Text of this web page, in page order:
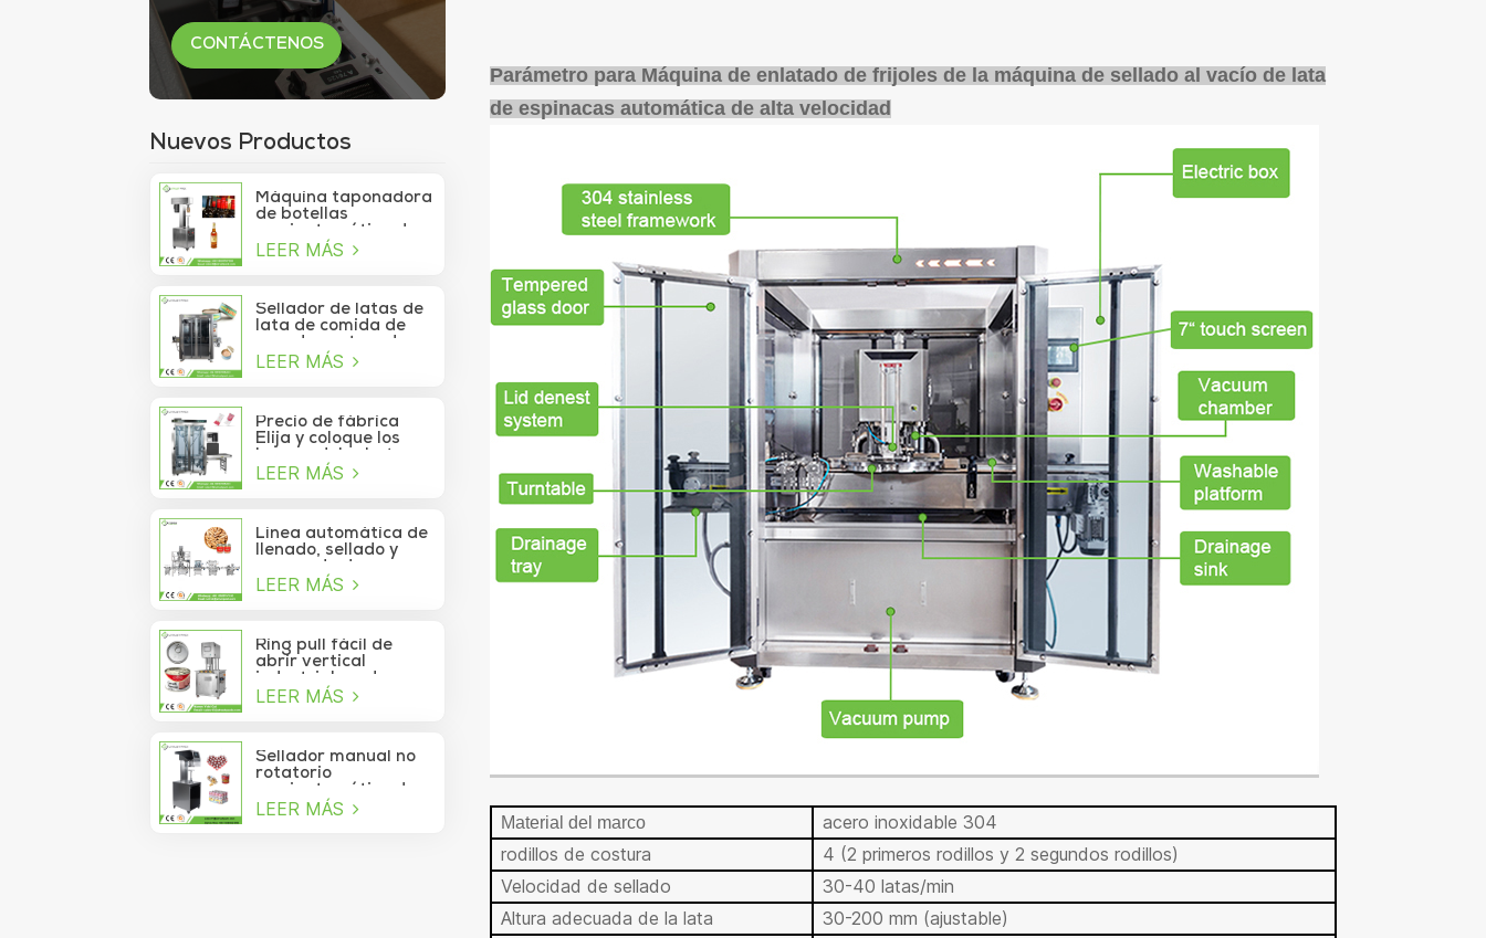
CONTÁCTENOS
Nuevos Productos
Máquina taponadora
de botellas
semiautomática de
750 ml para botellas
LEER MÁS
Sellador de latas de
lata de comida de
mar de contenedor
de vacío de sardina
LEER MÁS
Precio de fábrica
Elija y coloque los
brazos del robot
Delta para la bolsita
LEER MÁS
Línea automática de
llenado, sellado y
alimentos para
LEER MÁS
Ring pull fácil de
abrir vertical
industrial cerdo
almuerzo pollo
al vacío
LEER MÁS
Sellador manual no
rotatorio
semiautomático de
latas de refrescos,
LEER MÁS
Parámetro para Máquina de enlatado de frijoles de la máquina de sellado al vacío de lata
de espinacas automática de alta velocidad
Material del marco
acero inoxidable 304
rodillos de costura
4 (2 primeros rodillos y 2 segundos rodillos)
Velocidad de sellado
30-40 latas/min
Altura adecuada de la lata
30-200 mm (ajustable)